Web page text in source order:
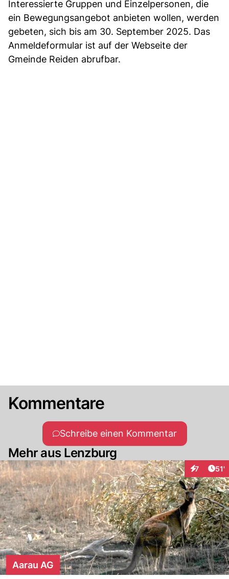
Interessierte Gruppen und Einzelpersonen, die
ein Bewegungsangebot anbieten wollen, werden
gebeten, sich bis am 30. September 2025. Das
Anmeldeformular ist auf der Webseite der
Gmeinde Reiden abrufbar.
Kommentare
Schreibe einen Kommentar
Mehr aus Lenzburg
7 51'
Aarau AG